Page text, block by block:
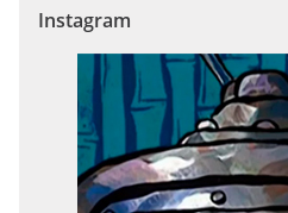
Instagram